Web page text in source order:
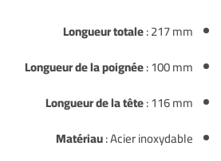
Longueur totale: 217 mm
Longueur de la poignée: 100 mm
Longueur de la tête: 116 mm
Matériau: Acier inoxydable